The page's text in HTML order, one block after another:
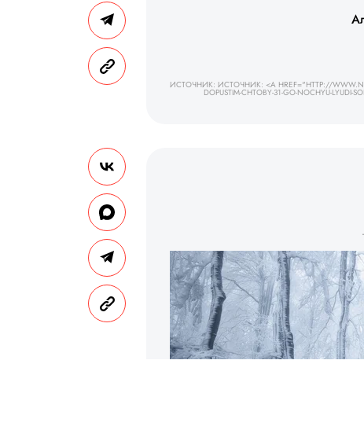
ИСТОЧНИК: ИСТОЧНИК: <A HREF="HTTP://
DOPUSTIM-CHTOBY-31-GO-NOCHYU-LYUDI-